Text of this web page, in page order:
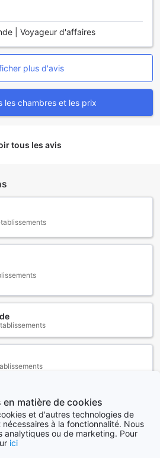
| Voyageur d'affaires
plus d'avis
les chambres et les prix
tous les avis
Voir plus
matière de cookies
et d'autres technologies de
à la fonctionnalité. Nous
analytiques ou de marketing. Pour
ici